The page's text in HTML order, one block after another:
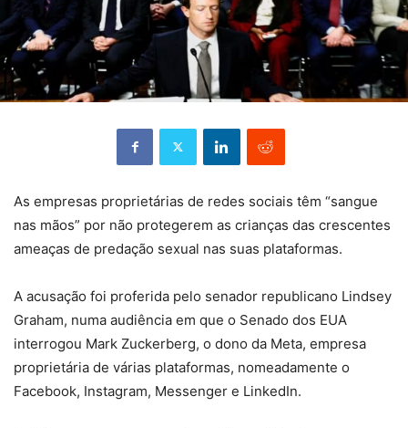
As empresas proprietárias de redes sociais têm “sangue
nas mãos” por não protegerem as crianças das crescentes
ameaças de predação sexual nas suas plataformas.
A acusação foi proferida pelo senador republicano Lindsey
Graham, numa audiência em que o Senado dos EUA
interrogou Mark Zuckerberg, o dono da Meta, empresa
proprietária de várias plataformas, nomeadamente o
Facebook, Instagram, Messenger e LinkedIn.